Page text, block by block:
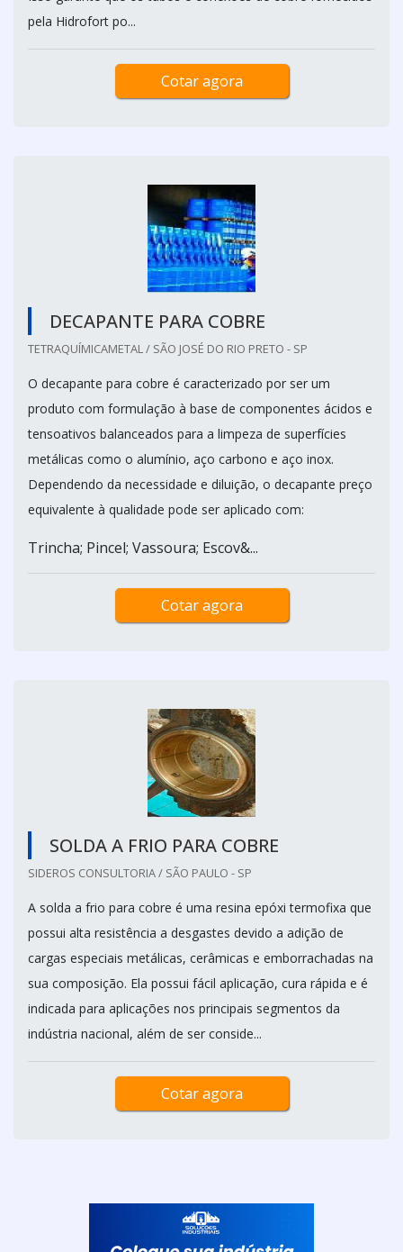
pela Hidrofort po...
Cotar agora
DECAPANTE PARA COBRE
TETRAQUÍMICAMETAL / SÃO JOSÉ DO RIO PRETO - SP
O decapante para cobre é caracterizado por ser um
produto com formulação à base de componentes ácidos e
tensoativos balanceados para a limpeza de superfícies
metálicas como o alumínio, aço carbono e aço inox.
Dependendo da necessidade e diluição, o decapante preço
equivalente à qualidade pode ser aplicado com:
Trincha; Pincel; Vassoura; Escov&...
Cotar agora
SOLDA A FRIO PARA COBRE
SIDEROS CONSULTORIA / SÃO PAULO - SP
A solda a frio para cobre é uma resina epóxi termofixa que
possui alta resistência a desgastes devido a adição de
cargas especiais metálicas, cerâmicas e emborrachadas na
sua composição. Ela possui fácil aplicação, cura rápida e é
indicada para aplicações nos principais segmentos da
indústria nacional, além de ser conside...
Cotar agora